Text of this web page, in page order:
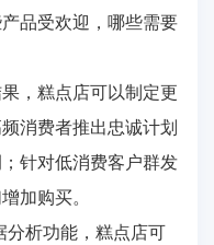
品受欢迎，哪些需要
，糕点店可以制定更
消费者推出忠诚计划
针对低消费客户群发
加购买。
析功能，糕点店可